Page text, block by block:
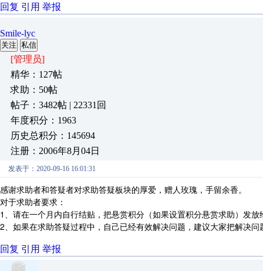
回复 引用 举报
Smile-lyc
关注 私信
[管理员]
精华：127帖
求助：50帖
帖子：3482帖 | 22331回
年度积分：1963
历史总积分：145694
注册：2006年8月04日
发表于：2020-09-16 16:01:31
感谢求助者和答疑者对求助答疑板块的厚爱，赠人玫瑰，手留余香。
对于求助者要求：
1、请在一个月内自行结贴，把悬赏积分（如果设置积分悬赏求助）发放
2、如果在求助答疑过程中，自己已经有效解决问题，建议大家把解决
回复 引用 举报